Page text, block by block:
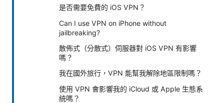
是否需要免費的 iOS VPN？
Can I use VPN on iPhone without
jailbreaking?
散佈式（分散式）伺服器對 iOS VPN 有影響
嗎？
我在國外旅行，VPN 能幫我解除地區限制嗎？
使用 VPN 會影響我的 iCloud 或 Apple 生態系
統嗎？